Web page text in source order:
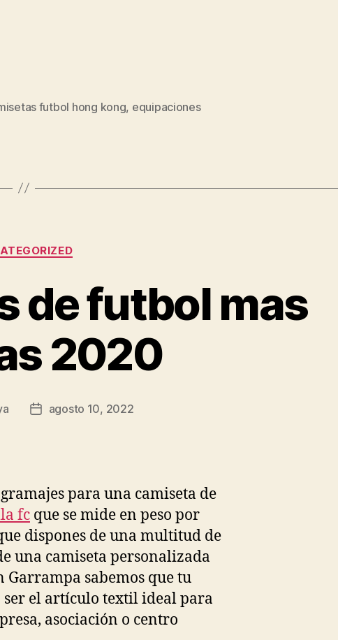
futbol hong kong, equipaciones
Categorías
de futbol mas
2020
Fechaagosto 10, 2022
para una camiseta de
fc que se mide en peso por
dispones de una multitud de
una camiseta personalizada
Garrampa sabemos que tu
el artículo textil ideal para
asociación o centro